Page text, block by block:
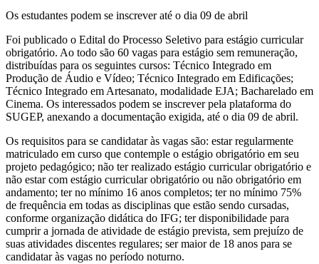
Os estudantes podem se inscrever até o dia 09 de abril
Foi publicado o Edital do Processo Seletivo para estágio curricular
obrigatório. Ao todo são 60 vagas para estágio sem remuneração,
distribuídas para os seguintes cursos: Técnico Integrado em
Produção de Áudio e Vídeo; Técnico Integrado em Edificações;
Técnico Integrado em Artesanato, modalidade EJA; Bacharelado em
Cinema. Os interessados podem se inscrever pela plataforma do
SUGEP, anexando a documentação exigida, até o dia 09 de abril.
Os requisitos para se candidatar às vagas são: estar regularmente
matriculado em curso que contemple o estágio obrigatório em seu
projeto pedagógico; não ter realizado estágio curricular obrigatório e
não estar com estágio curricular obrigatório ou não obrigatório em
andamento; ter no mínimo 16 anos completos; ter no mínimo 75%
de frequência em todas as disciplinas que estão sendo cursadas,
conforme organização didática do IFG; ter disponibilidade para
cumprir a jornada de atividade de estágio prevista, sem prejuízo de
suas atividades discentes regulares; ser maior de 18 anos para se
candidatar às vagas no período noturno.